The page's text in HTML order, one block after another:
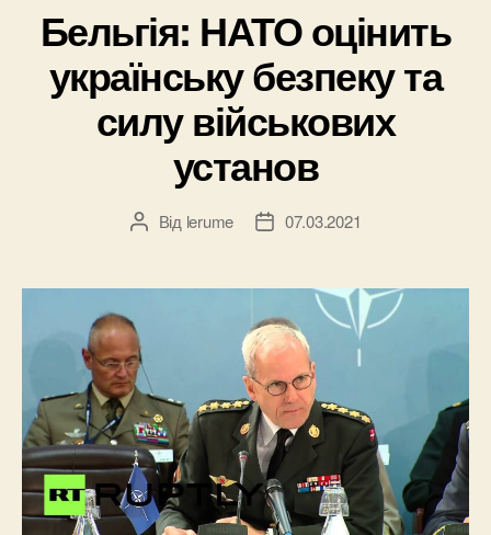
Бельгія: НАТО оцінить
українську безпеку та
силу військових
установ
Автор
Від lerume
Дата07.03.2021